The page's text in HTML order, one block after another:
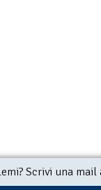
Scrivi una